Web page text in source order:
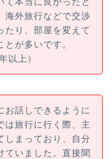
海外旅行などで交渉
たり、部屋を変えて
とが多いです。
以上）
お話しできるように
は旅行に行く際、主
しまっており、自分
ていました。直接聞